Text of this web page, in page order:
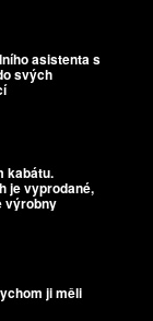
asistenta s
svých
kabátu.
je vyprodané,
výrobny
ji měli